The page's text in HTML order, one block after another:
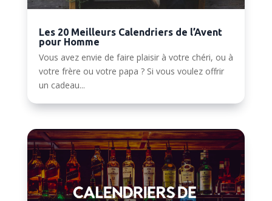
Les 20 Meilleurs Calendriers de l’Avent
pour Homme
Vous avez envie de faire plaisir à votre chéri, ou à
votre frère ou votre papa ? Si vous voulez offrir
un cadeau...